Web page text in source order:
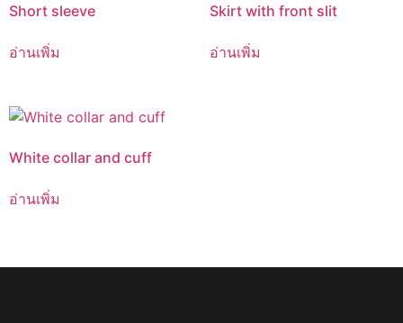
Short sleeve
อ่านเพิ่ม
Skirt with front slit
อ่านเพิ่ม
White collar and cuff
อ่านเพิ่ม